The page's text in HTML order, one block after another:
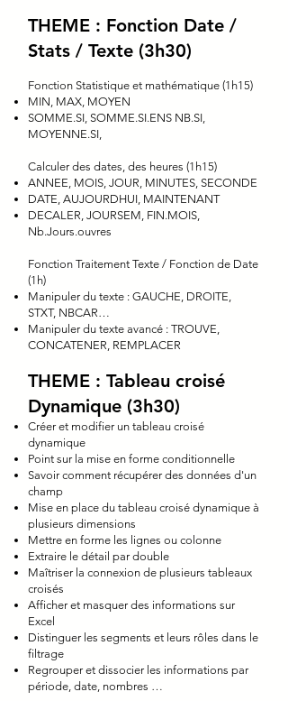
THEME : Fonction Date /
Stats / Texte (3h30)
Fonction Statistique et mathématique (1h15)
MIN, MAX, MOYEN
SOMME.SI, SOMME.SI.ENS NB.SI,
MOYENNE.SI,
Calculer des dates, des heures (1h15)
ANNEE, MOIS, JOUR, MINUTES, SECONDE
DATE, AUJOURDHUI, MAINTENANT
DECALER, JOURSEM, FIN.MOIS,
Nb.Jours.ouvres
Fonction Traitement Texte / Fonction de Date
(1h)
Manipuler du texte : GAUCHE, DROITE,
STXT, NBCAR…
Manipuler du texte avancé : TROUVE,
CONCATENER, REMPLACER
THEME : Tableau croisé
Dynamique (3h30)
Créer et modifier un tableau croisé
dynamique
Point sur la mise en forme conditionnelle
Savoir comment récupérer des données d'un
champ
Mise en place du tableau croisé dynamique à
plusieurs dimensions
Mettre en forme les lignes ou colonne
Extraire le détail par double
Maîtriser la connexion de plusieurs tableaux
croisés
Afficher et masquer des informations sur
Excel
Distinguer les segments et leurs rôles dans le
filtrage
Regrouper et dissocier les informations par
période, date, nombres …